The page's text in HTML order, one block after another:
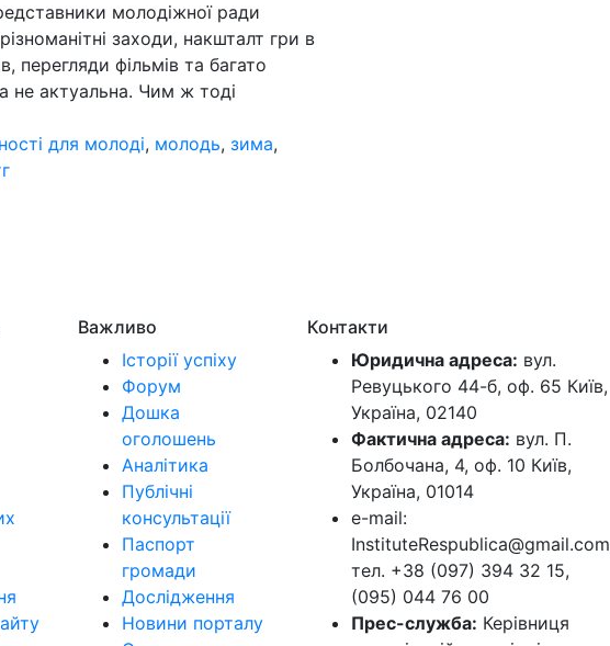
молодіжної ради
заходи, накшталт гри в
перегляди фільмів та багато
не актуальна. Чим ж тоді
для молоді, молодь, зима,
Важливо
Історії успіху
Форум
Дошка
оголошень
Аналітика
Публічні
консультації
Паспорт
громади
Дослідження
Новини порталу
Контакти
Юридична адреса: вул.
Ревуцького 44-б, оф. 65 Київ,
Україна, 02140
Фактична адреса: вул. П.
Болбочана, 4, оф. 10 Київ,
Україна, 01014
e-mail:
InstituteRespublica@gmail.com
тел. +38 (097) 394 32 15,
(095) 044 76 00
Прес-служба: Керівниця